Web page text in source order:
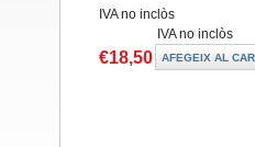
IVA no inclòs
IVA no inclòs
€18,50